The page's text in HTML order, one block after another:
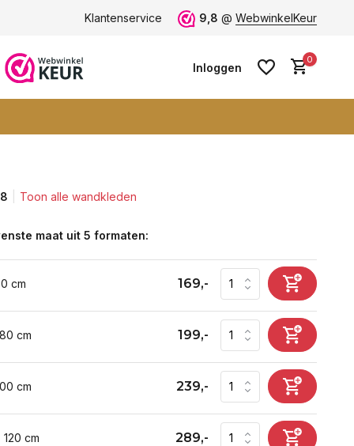
klantbeoordeling 9+ Grootste collectie -ruim 600+
Klantenservice 9,8 @ WebwinkelKeur
Inloggen
0
Toon alle wandkleden
maat uit 5 formaten:
cm 169,-
cm 199,-
cm 239,-
cm 289,-